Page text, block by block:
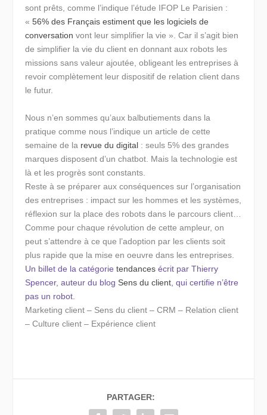
sont prêts, comme l’indique l’étude IFOP Le Parisien :
«56% des Français estiment que les logiciels de
conversation vont leur simplifier la vie ». Car il s’agit bien
de simplifier la vie du client en donnant aux robots les
missions sans valeur ajoutée, obligeant les entreprises à
revoir complètement leur dispositif de relation client dans
le futur.
Nous n’en sommes qu’aux balbutiements dans la
pratique comme nous l’indique un article de cette
semaine de la revue du digital : seuls 5% des grandes
marques disposent d’un chatbot. Mais la technologie est
là et les progrès sont constants.
Reste à se préparer aux conséquences sur l’organisation
des entreprises : impact sur les hommes et les systèmes,
réflexion sur la place des robots dans le parcours client…
Comme pour chaque révolution de cette ampleur, on
peut s’attendre à ce que l’adoption par les clients soit
plus rapide que la mise en oeuvre dans les entreprises.
Un billet de la catégorietendances écrit par Thierry
Spencer, auteur du blog Sens du client , qui certifie n’être
pas un robot.
Marketing client – Sens du client – CRM – Relation client
– Culture client – Expérience client
PARTAGER: